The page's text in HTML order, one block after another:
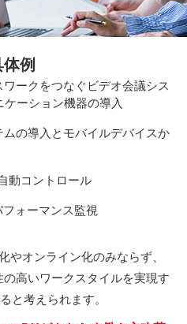
例
ークをつなぐビデオ会議シス
ーション機器の導入
の導入とモバイルデバイスか
動コントロール
ォーマンス監視
やオンライン化のみならず、
高いワークスタイルを実現す
と考えられます。